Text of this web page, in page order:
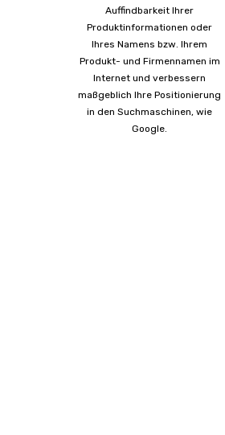
Auffindbarkeit Ihrer
Produktinformationen oder
Ihres Namens bzw. Ihrem
Produkt- und Firmennamen im
Internet und verbessern
maßgeblich Ihre Positionierung
in den Suchmaschinen, wie
Google.